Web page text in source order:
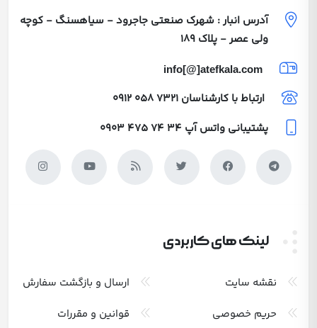
آدرس انبار : شهرک صنعتی جاجرود - سیاهسنگ - کوچه
ولی عصر - پلاک 189
info[@]atefkala.com
ارتباط با کارشناسان 0912 058 7321
پشتیبانی واتس آپ 0903 475 74 34
لینک های کاربردی
نقشه سایت
ارسال و بازگشت سفارش
حریم خصوصی
قوانین و مقررات